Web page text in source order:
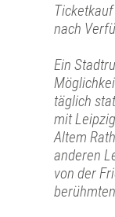
nach
Ein
täglich
mit
Altem
anderen
von der